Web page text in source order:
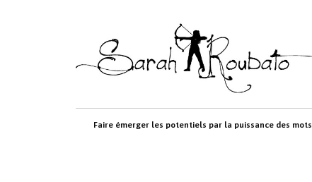
content
Faire émerger les potentiels par la puissance des mots